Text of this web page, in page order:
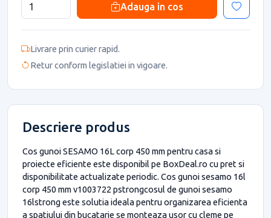
Adauga in cos
Livrare prin curier rapid.
Retur conform legislatiei in vigoare.
Descriere produs
Cos gunoi SESAMO 16L corp 450 mm pentru casa si
proiecte eficiente este disponibil pe BoxDeal.ro cu pret si
disponibilitate actualizate periodic. Cos gunoi sesamo 16l
corp 450 mm v1003722 pstrongcosul de gunoi sesamo
16lstrong este solutia ideala pentru organizarea eficienta
a spatiului din bucatarie se monteaza usor cu cleme pe